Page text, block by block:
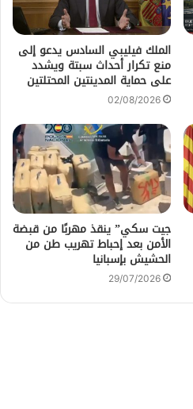
الملك فيليبي السادس يدعو إلى
منع تكرار أحداث سبتة ويشدد
على حماية المدينتين المحتلتين
02/08/2026
جيت سكي” ينقذ مهربًا من قبضة
الأمن بعد إحباط تهريب طن من
الحشيش بإسبانيا
29/07/2026